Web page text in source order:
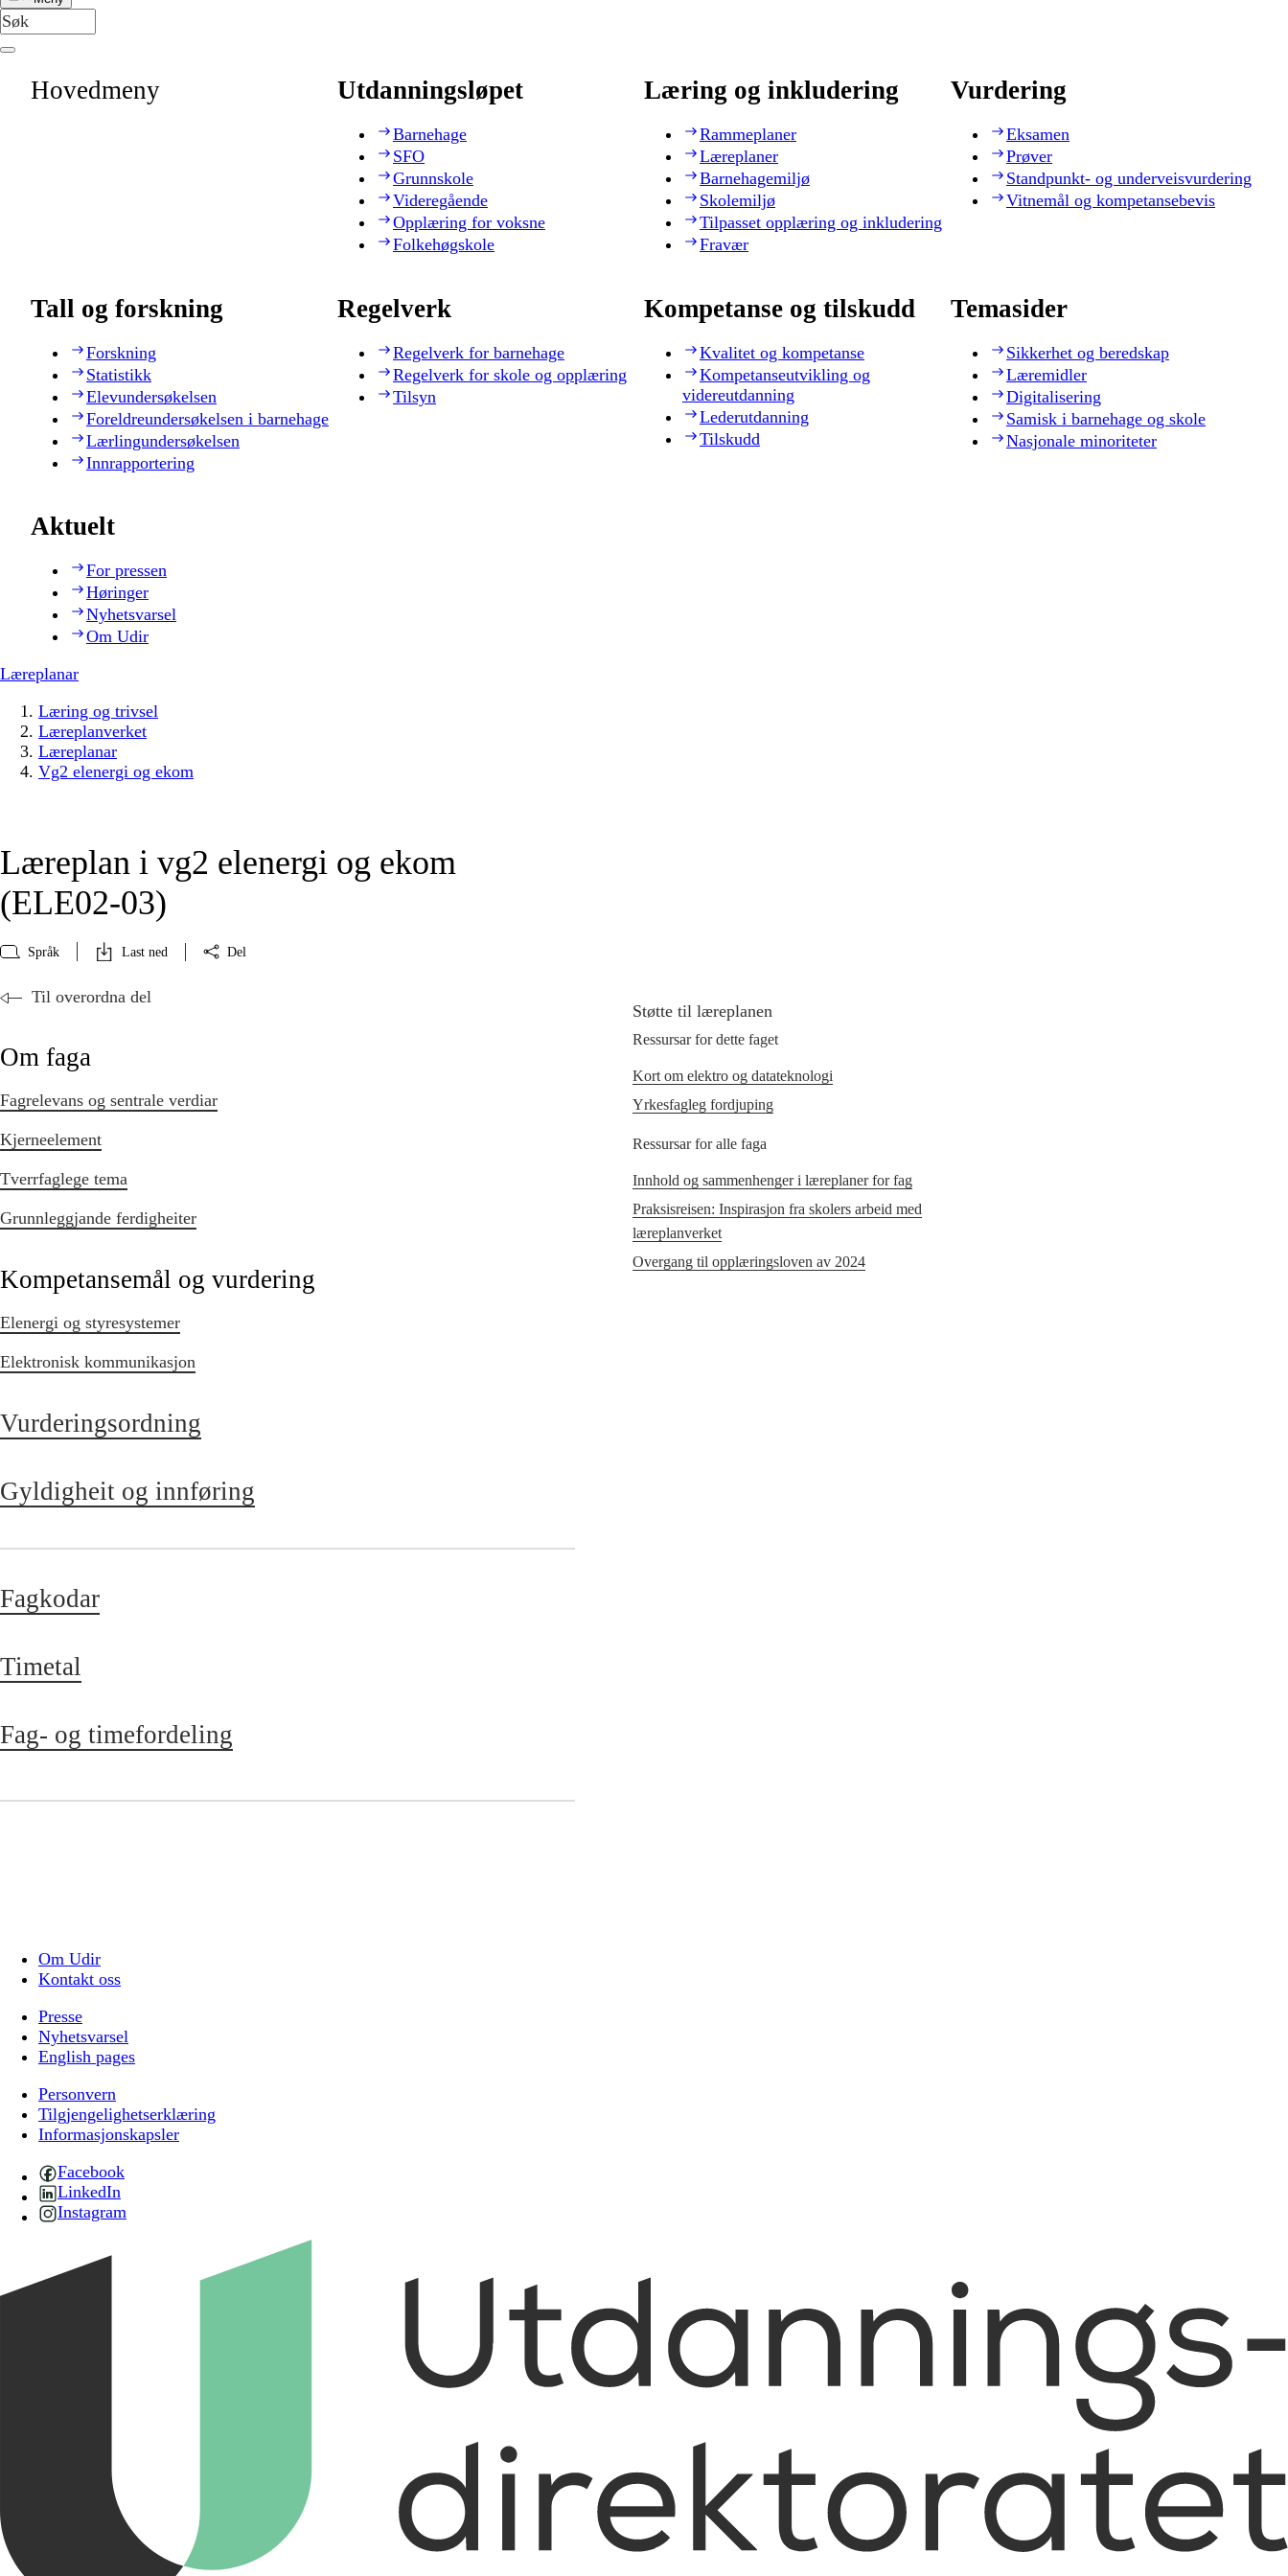
Hovedmeny Utdanningsløpet
Barnehage
SFO
Grunnskole
Videregående
Opplæring for voksne
Folkehøgskole
Læring og inkludering
Rammeplaner
Læreplaner
Barnehagemiljø
Skolemiljø
Tilpasset opplæring og inkludering
Fravær
Vurdering
Eksamen
Prøver
Standpunkt- og underveisvurdering
Vitnemål og kompetansebevis
Tall og forskning
Forskning
Statistikk
Elevundersøkelsen
Foreldreundersøkelsen i barnehage
Lærlingundersøkelsen
Innrapportering
Regelverk
Regelverk for barnehage
Regelverk for skole og opplæring
Tilsyn
Kompetanse og tilskudd
Kvalitet og kompetanse
Kompetanseutvikling og
videreutdanning
Lederutdanning
Tilskudd
Temasider
Sikkerhet og beredskap
Læremidler
Digitalisering
Samisk i barnehage og skole
Nasjonale minoriteter
Aktuelt
For pressen
Høringer
Nyhetsvarsel
Om Udir
Læreplanar
Læring og trivsel
Læreplanverket
Læreplanar
Vg2 elenergi og ekom
Læreplan i vg2 elenergi og ekom
(ELE02‑03)
Språk Last ned Del
Til overordna del
Om faga
Fagrelevans og sentrale verdiar
Kjerneelement
Tverrfaglege tema
Grunnleggjande ferdigheiter
Kompetansemål og vurdering
Elenergi og styresystemer
Elektronisk kommunikasjon
Vurderingsordning
Gyldigheit og innføring
Fagkodar
Timetal
Fag- og timefordeling
Støtte til læreplanen
Ressursar for dette faget
Kort om elektro og datateknologi
Yrkesfagleg fordjuping
Ressursar for alle faga
Innhold og sammenhenger i læreplaner for fag
Praksisreisen: Inspirasjon fra skolers arbeid med
læreplanverket
Overgang til opplæringsloven av 2024
Om Udir
Kontakt oss
Presse
Nyhetsvarsel
English pages
Personvern
Tilgjengelighetserklæring
Informasjonskapsler
Facebook
LinkedIn
Instagram